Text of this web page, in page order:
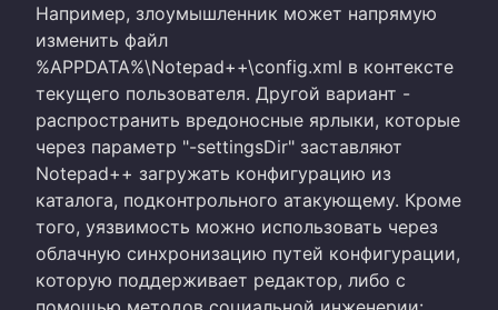
Например, злоумышленник может напрямую
изменить файл
%APPDATA%\Notepad++\config.xml в контексте
текущего пользователя. Другой вариант -
распространить вредоносные ярлыки, которые
через параметр "-settingsDir" заставляют
Notepad++ загружать конфигурацию из
каталога, подконтрольного атакующему. Кроме
того, уязвимость можно использовать через
облачную синхронизацию путей конфигурации,
которую поддерживает редактор, либо с